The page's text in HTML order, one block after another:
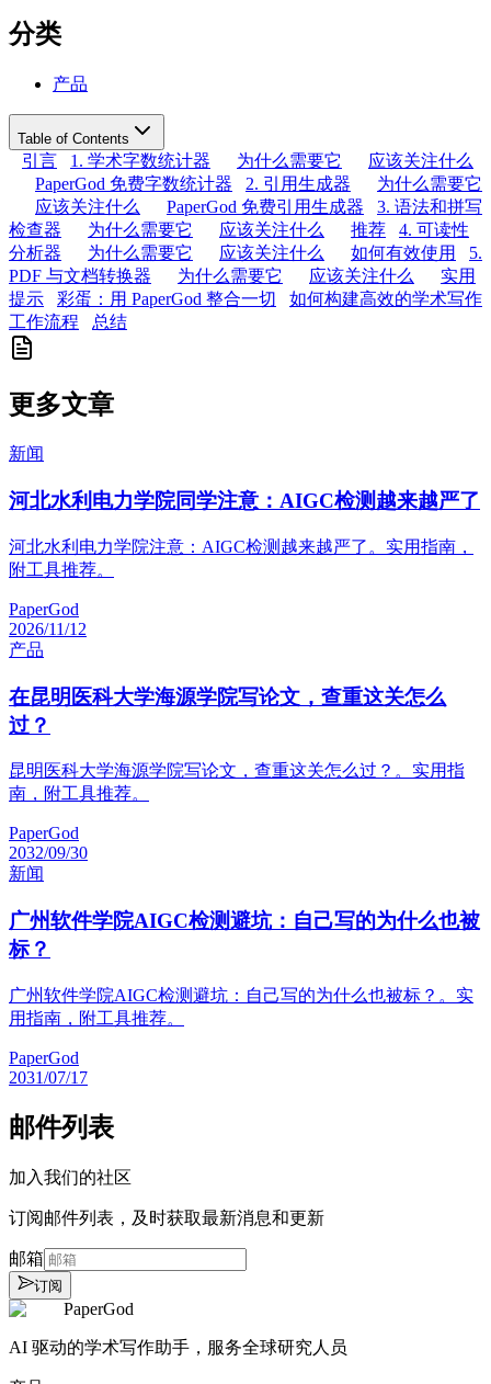
分类
产品
Table of Contents
引言 1. 学术字数统计器 为什么需要它
应该关注什么
PaperGod 免费字数统计器
2. 引用生成器
为什么需要它
应该关注什么
PaperGod 免费引用生成器
3. 语法和拼写
检查器
为什么需要它 应该关注什么 推荐
4. 可读性
分析器
为什么需要它 应该关注什么 如何有效使用
5.
PDF 与文档转换器
为什么需要它 应该关注什么
实用
提示
彩蛋：用 PaperGod 整合一切
如何构建高效的学术写作
工作流程
总结
更多文章
新闻
河北水利电力学院同学注意：AIGC检测越来越严了
河北水利电力学院注意：AIGC检测越来越严了。实用指南，
附工具推荐。
PaperGod
2026/11/12
产品
在昆明医科大学海源学院写论文，查重这关怎么
过？
昆明医科大学海源学院写论文，查重这关怎么过？。实用指
南，附工具推荐。
PaperGod
2032/09/30
新闻
广州软件学院AIGC检测避坑：自己写的为什么也被
标？
广州软件学院AIGC检测避坑：自己写的为什么也被标？。实
用指南，附工具推荐。
PaperGod
2031/07/17
邮件列表
加入我们的社区
订阅邮件列表，及时获取最新消息和更新
邮箱
订阅
PaperGod
AI 驱动的学术写作助手，服务全球研究人员